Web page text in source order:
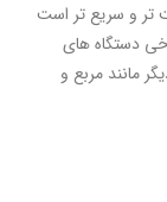
و سریع تر است
دستگاه های
مانند مربع و